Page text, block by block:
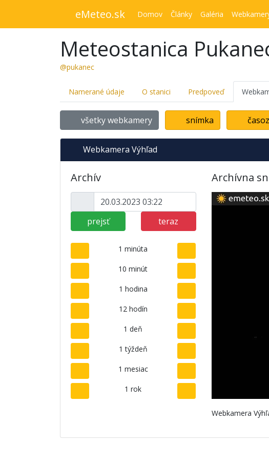
eMeteo.sk Domov Články Galéria
Meteostanica
@pukanec
Namerané údaje O stanici Predpoveď
všetky webkamery snímka
Webkamera Výhľad
Archív
prejsť teraz
1 minúta
10 minút
1 hodina
12 hodín
1 deň
1 týždeň
1 mesiac
1 rok
Archívna
Webkamera